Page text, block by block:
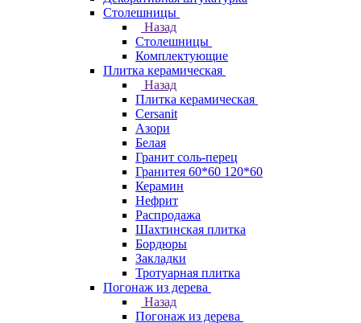
Столешницы
Назад
Столешницы
Комплектующие
Плитка керамическая
Назад
Плитка керамическая
Cersanit
Азори
Белая
Гранит соль-перец
Гранитея 60*60 120*60
Керамин
Нефрит
Распродажа
Шахтинская плитка
Бордюры
Закладки
Тротуарная плитка
Погонаж из дерева
Назад
Погонаж из дерева